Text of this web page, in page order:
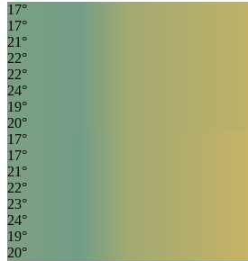
17°
17°
21 °
22°
22°
24°
19°
20°
17°
17°
21 °
22°
23°
24°
19°
20°